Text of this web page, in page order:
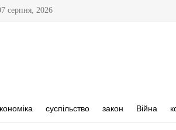
серпня, 2026
суспільство закон Війна